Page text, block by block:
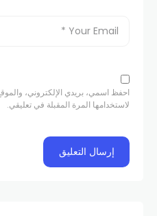
احفظ اسمي، بريدي الإلكتروني،
لاستخدامها المرة المقبلة في تعليقي.